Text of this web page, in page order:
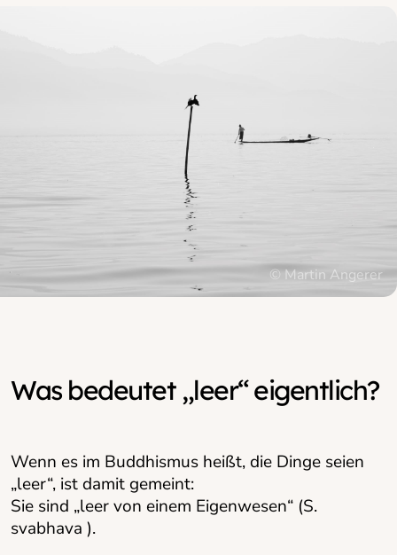
© Martin Angerer
Was bedeutet „leer“ eigentlich?
Wenn es im Buddhismus heißt, die Dinge seien
„leer“, ist damit gemeint:
Sie sind „leer von einem Eigenwesen“ (S.
svabhava ).